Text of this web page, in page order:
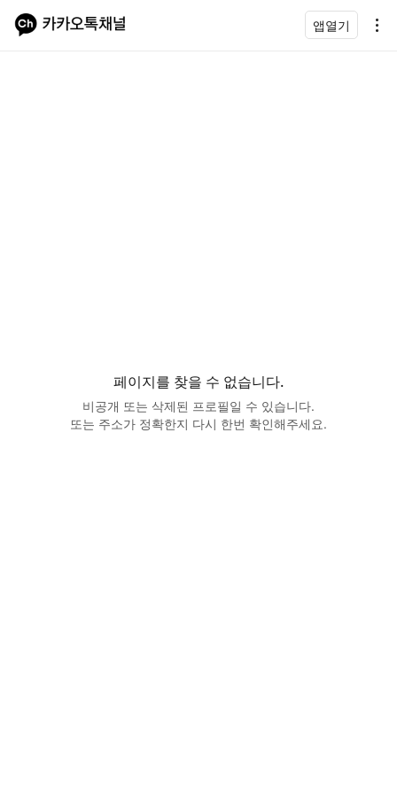
앱열기
페이지를 찾을 수 없습니다.
비공개 또는 삭제된 프로필일 수 있습니다.
또는 주소가 정확한지 다시 한번 확인해주세요.